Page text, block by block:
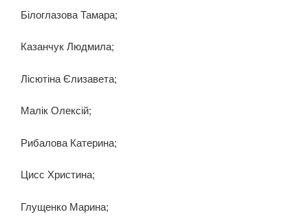
Білоглазова Тамара;
Казанчук Людмила;
Лісютіна Єлизавета;
Малік Олексій;
Рибалова Катерина;
Цисс Христина;
Глущенко Марина;